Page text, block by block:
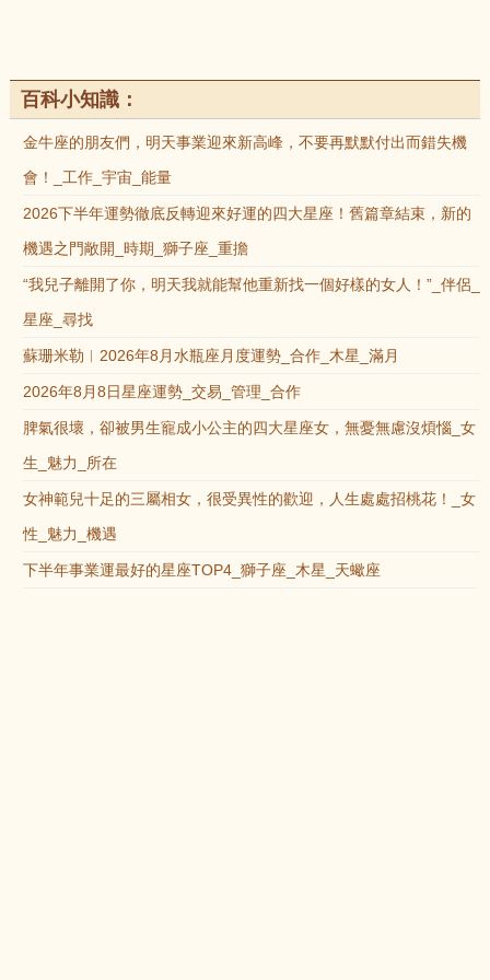
百科小知識：
金牛座的朋友們，明天事業迎來新高峰，不要再默默付出而錯失機
會！_工作_宇宙_能量
2026下半年運勢徹底反轉迎來好運的四大星座！舊篇章結束，新的
機遇之門敞開_時期_獅子座_重擔
“我兒子離開了你，明天我就能幫他重新找一個好樣的女人！”_伴侶_
星座_尋找
蘇珊米勒︱2026年8月水瓶座月度運勢_合作_木星_滿月
2026年8月8日星座運勢_交易_管理_合作
脾氣很壞，卻被男生寵成小公主的四大星座女，無憂無慮沒煩惱_女
生_魅力_所在
女神範兒十足的三屬相女，很受異性的歡迎，人生處處招桃花！_女
性_魅力_機遇
下半年事業運最好的星座TOP4_獅子座_木星_天蠍座